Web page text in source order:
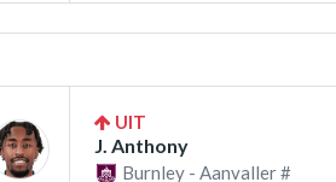
UIT
J. Anthony
Burnley - Aanvaller #